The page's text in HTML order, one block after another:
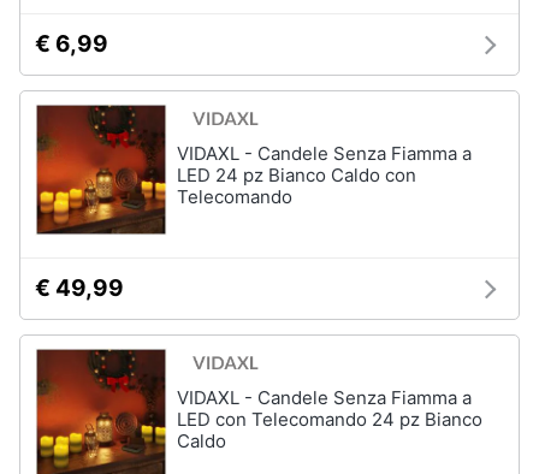
beauty
routine
Per
mamme
sportive
Per
mamme
arredo
Vedi
Halloween
€ 6,99
VIDAXL - Candele Senza Fiamma a
LED 24 pz Bianco Caldo con
Telecomando
€ 49,99
VIDAXL - Candele Senza Fiamma a
LED con Telecomando 24 pz Bianco
Caldo